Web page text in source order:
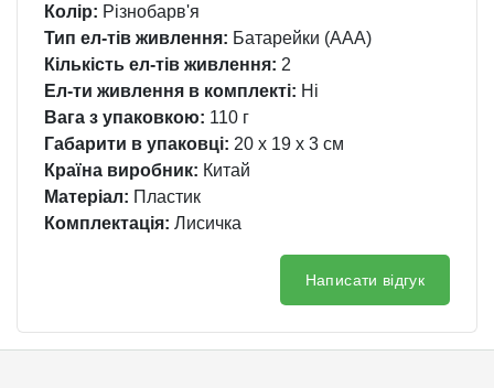
Колір: Різнобарв'я
Тип ел-тів живлення: Батарейки (AАA)
Кількість ел-тів живлення: 2
Ел-ти живлення в комплекті: Ні
Вага з упаковкою: 110 г
Габарити в упаковці: 20 x 19 x 3 см
Країна виробник: Китай
Матеріал: Пластик
Комплектація: Лисичка
Написати відгук